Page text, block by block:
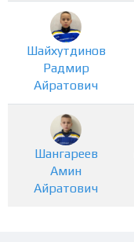
Шайхутдинов
Радмир
Айратович
Шангареев
Амин
Айратович